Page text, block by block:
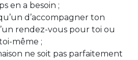
en a besoin ;
d’accompagner ton
rendez-vous pour toi ou
même ;
ne soit pas parfaitement